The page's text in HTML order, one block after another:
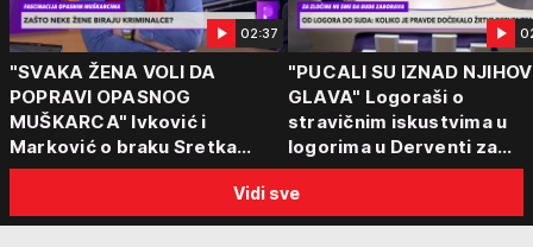
02:37
"SVAKA ŽENA VOLI DA
POPRAVI OPASNOG
MUŠKARCA" Ivković i
Marković o braku Sretka
Kalinića i fenomenu žena koje
biraju kriminalce: "Neće sa
nekim ko nema para"
"PUCALI SU IZNAD
GLAVA" Logoraši o
stravičnim iskustvima u
logorima u Derventi za
emisiju "Puls Srbije
"Tada je počela velika
tortura..."
Vidi sve